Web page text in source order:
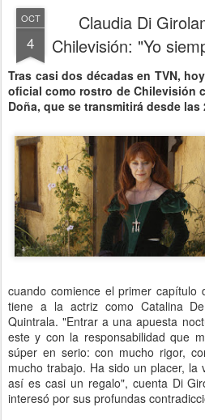
OCT
4
Claudia Di
Chilevisión: "Yo
Tras casi dos décadas en TVN,
oficial como rostro de Chilevisión
Doña, que se transmitirá desde las
cuando comience el primer
tiene a la actriz como Catalina
Quintrala. "Entrar a una apuesta
este y con la responsabilidad que
súper en serio: con mucho rigor,
mucho trabajo. Ha sido un placer, la
así es casi un regalo", cuenta Di
interesó por sus profundas